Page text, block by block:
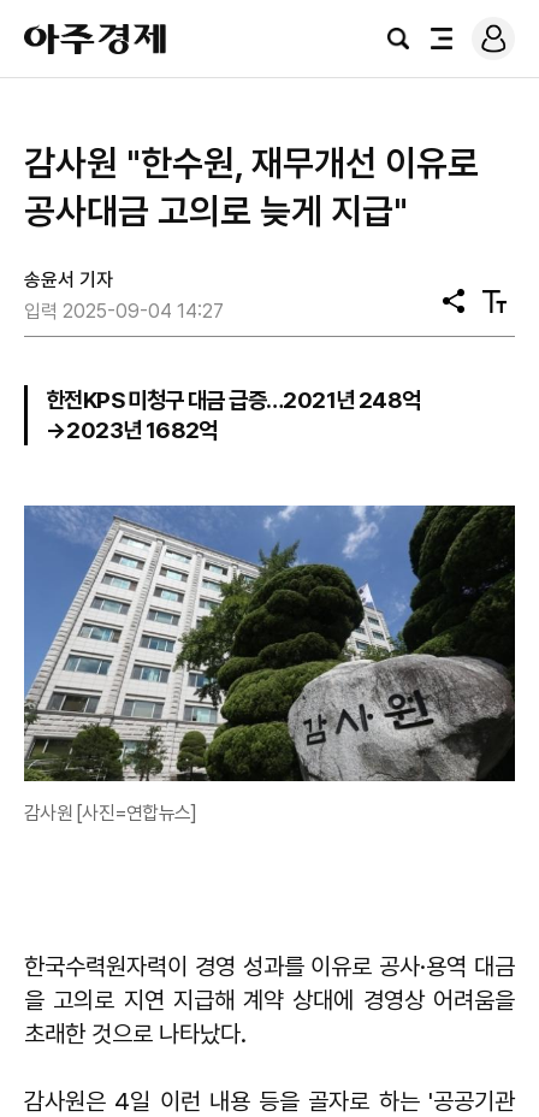
아
주
경
검
전
로
그
감사원 "한수원, 재무개선 이유로
공사대금 고의로 늦게 지급"
송윤서 기자
입력 2025-09-04 14:27
공
유
텍
스
한전KPS 미청구 대금 급증…2021년 248억
→2023년 1682억
감사원 [사진=연합뉴스]
한국수력원자력이 경영 성과를 이유로 공사·용역 대금
을 고의로 지연 지급해 계약 상대에 경영상 어려움을
초래한 것으로 나타났다.
감사원은 4일 이런 내용 등을 골자로 하는 '공공기관